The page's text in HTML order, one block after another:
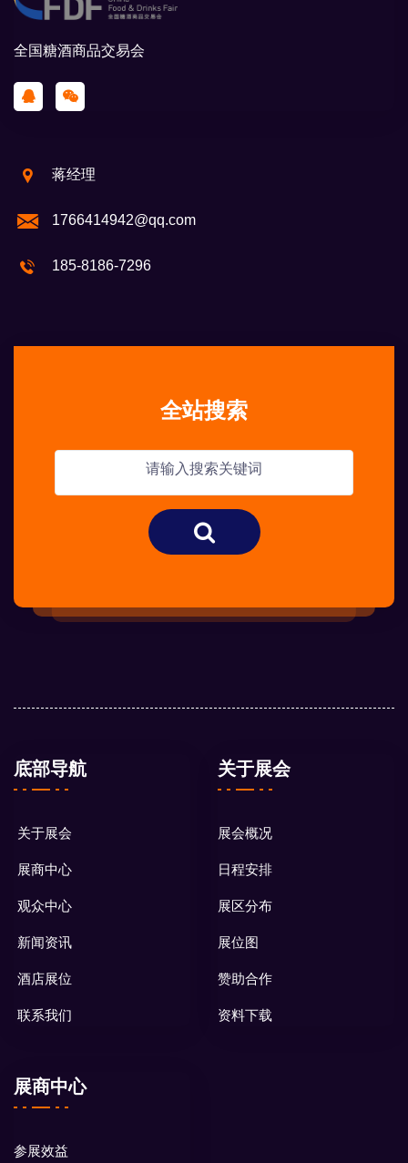
全国糖酒商品交易会
蒋经理
1766414942@qq.com
185-8186-7296
全站搜索
底部导航
关于展会
展商中心
观众中心
新闻资讯
酒店展位
联系我们
关于展会
展会概况
日程安排
展区分布
展位图
赞助合作
资料下载
展商中心
参展效益